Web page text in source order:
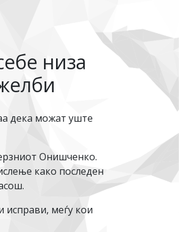
низа
дека можат уште
Онишченко.
како последен
меѓу кои